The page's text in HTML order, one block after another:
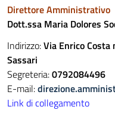
Direttore Amministrativo
Dott.ssa Maria Dolores
Indirizzo:Via Enrico
Sassari
Segreteria:0792084496
E-mail:d
Link di collegamento